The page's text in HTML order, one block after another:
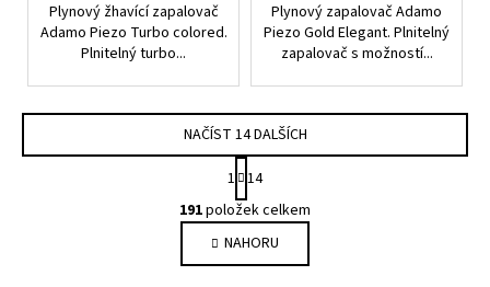
Plynový žhavící zapalovač
Adamo Piezo Turbo colored.
Plnitelný turbo...
Plynový zapalovač Adamo
Piezo Gold Elegant. Plnitelný
zapalovač s možností...
O
v
l
á
NAČÍST 14 DALŠÍCH
S
t
r
á
n
k
1 14
191položek celkem
NAHORU